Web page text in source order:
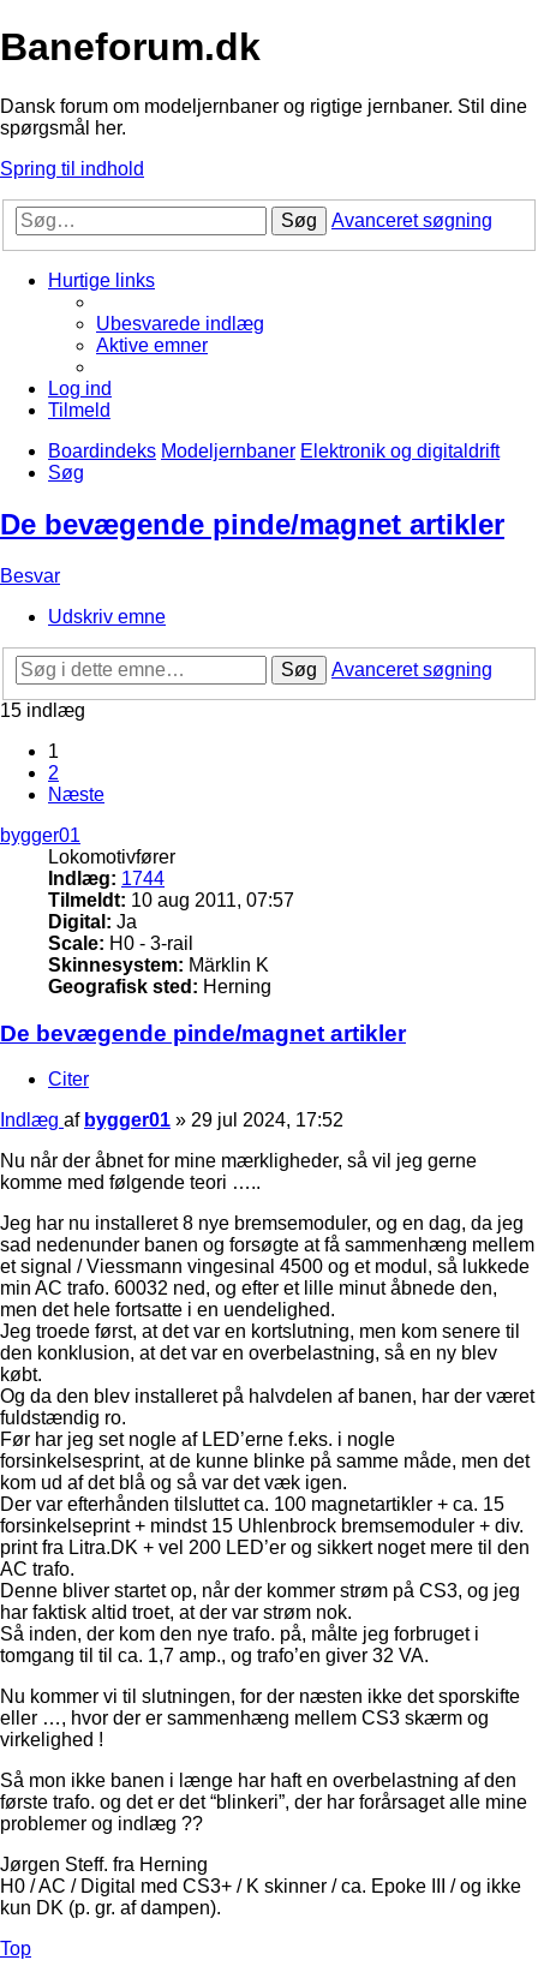
Baneforum.dk
Dansk forum om modeljernbaner og rigtige jernbaner. Stil dine
spørgsmål her.
Spring til indhold
Søg Avanceret søgning
Hurtige links
Ubesvarede indlæg
Aktive emner
Log ind
Tilmeld
Boardindeks Modeljernbaner Elektronik og digitaldrift
Søg
De bevægende pinde/magnet artikler
Besvar
Udskriv emne
Søg
Avanceret søgning
15 indlæg
1
2
Næste
bygger01
Lokomotivfører
Indlæg: 1744
Tilmeldt: 10 aug 2011, 07:57
Digital: Ja
Scale: H0 - 3-rail
Skinnesystem: Märklin K
Geografisk sted: Herning
De bevægende pinde/magnet artikler
Citer
Indlæg af bygger01 » 29 jul 2024, 17:52
Nu når der åbnet for mine mærkligheder, så vil jeg gerne
komme med følgende teori …..
Jeg har nu installeret 8 nye bremsemoduler, og en dag, da jeg
sad nedenunder banen og forsøgte at få sammenhæng mellem
et signal / Viessmann vingesinal 4500 og et modul, så lukkede
min AC trafo. 60032 ned, og efter et lille minut åbnede den,
men det hele fortsatte i en uendelighed.
Jeg troede først, at det var en kortslutning, men kom senere til
den konklusion, at det var en overbelastning, så en ny blev
købt.
Og da den blev installeret på halvdelen af banen, har der været
fuldstændig ro.
Før har jeg set nogle af LED’erne f.eks. i nogle
forsinkelsesprint, at de kunne blinke på samme måde, men det
kom ud af det blå og så var det væk igen.
Der var efterhånden tilsluttet ca. 100 magnetartikler + ca. 15
forsinkelseprint + mindst 15 Uhlenbrock bremsemoduler + div.
print fra Litra.DK + vel 200 LED’er og sikkert noget mere til den
AC trafo.
Denne bliver startet op, når der kommer strøm på CS3, og jeg
har faktisk altid troet, at der var strøm nok.
Så inden, der kom den nye trafo. på, målte jeg forbruget i
tomgang til til ca. 1,7 amp., og trafo’en giver 32 VA.
Nu kommer vi til slutningen, for der næsten ikke det sporskifte
eller …, hvor der er sammenhæng mellem CS3 skærm og
virkelighed !
Så mon ikke banen i længe har haft en overbelastning af den
første trafo. og det er det “blinkeri”, der har forårsaget alle mine
problemer og indlæg ??
Jørgen Steff. fra Herning
H0 / AC / Digital med CS3+ / K skinner / ca. Epoke III / og ikke
kun DK (p. gr. af dampen).
Top